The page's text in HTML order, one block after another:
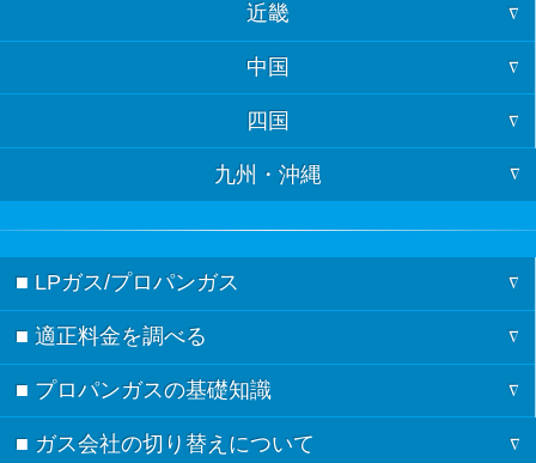
岩手
宮城
秋田
山形
神奈川
埼玉
千葉
茨城
福井
石川
富山
岐阜
長野
静岡
三重
近畿
大阪
兵庫
京都
滋賀
中国
山口
島根
鳥取
四国
徳島
香川
九州・沖縄
福岡
熊本
大分
■ LPガス/プロパンガス
ガスの記事一覧
節約術
ガスの基礎知識
■ 適正料金を調べる
料金シミュレーション
都道府県別の料金相場
■ プロパンガスの基礎知識
検針票の見方
■ ガス会社の切り替えについて